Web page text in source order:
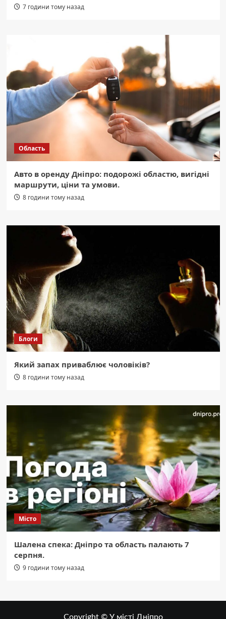
7 години тому назад
Область
Авто в оренду Дніпро: подорожі областю, вигідні
маршрути, ціни та умови.
8 години тому назад
Блоги
Який запах приваблює чоловіків?
8 години тому назад
Місто
Шалена спека: Дніпро та область палають 7
серпня.
9 години тому назад
Copyright © У місті Дніпро